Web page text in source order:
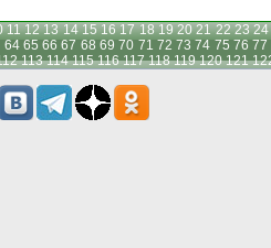
11 12 13 14 15 16 17 18 19 20 21 22 23 24
64 65 66 67 68 69 70 71 72 73 74 75 76 77
113 114 115 116 117 118 119 120 121